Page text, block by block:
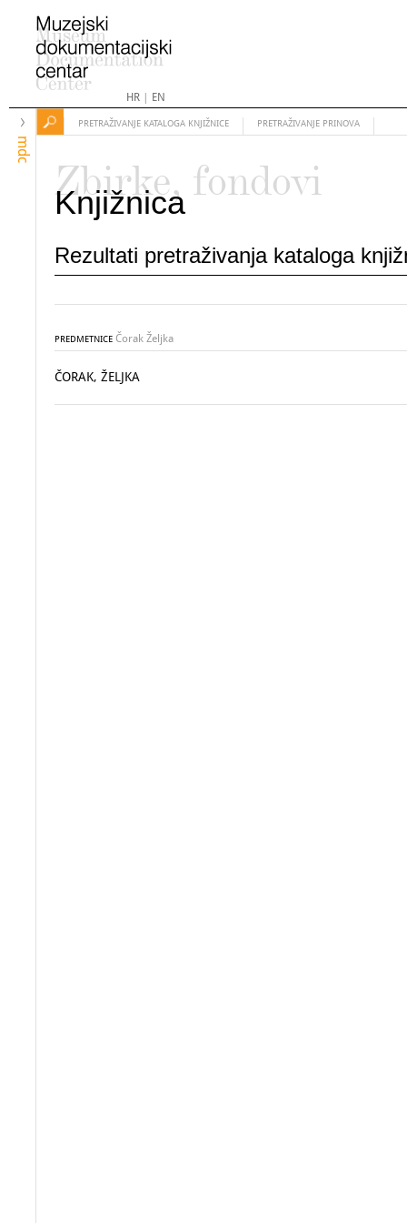
HR| EN
mdc
PRETRAŽIVANJE KATALOGA KNJIŽNICE PRETRAŽIVANJE PRINOVA
Zbirke, fondovi
Knjižnica
Rezultati pretraživanja kataloga
PREDMETNICE Čorak Željka
ČORAK, ŽELJKA